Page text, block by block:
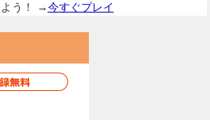
う！ →今すぐプレイ